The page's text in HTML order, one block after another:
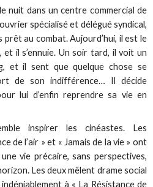
nuit dans un centre commercial de
spécialisé et délégué syndical,
au combat. Aujourd’hui, il est le
il s’ennuie. Un soir tard, il voit un
et il sent que quelque chose se
de son indifférence… Il décide
lui d’enfin reprendre sa vie en
inspirer les cinéastes. Les
de l’air » et « Jamais de la vie » ont
vie précaire, sans perspectives,
Les deux mêlent drame social
à « La Résistance de